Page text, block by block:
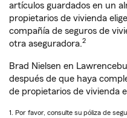
artículos guardados en un
propietarios de vivienda
compañía de seguros de
otra aseguradora.2
Brad Nielsen en
después de que haya
de propietarios de vivienda
1. Por favor, consulte su póliza de